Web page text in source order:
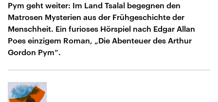
Pym geht weiter: Im Land Tsalal begegnen den
Matrosen Mysterien aus der Frühgeschichte der
Menschheit. Ein furioses Hörspiel nach Edgar Allan
Poes einzigem Roman, „Die Abenteuer des Arthur
Gordon Pym“.